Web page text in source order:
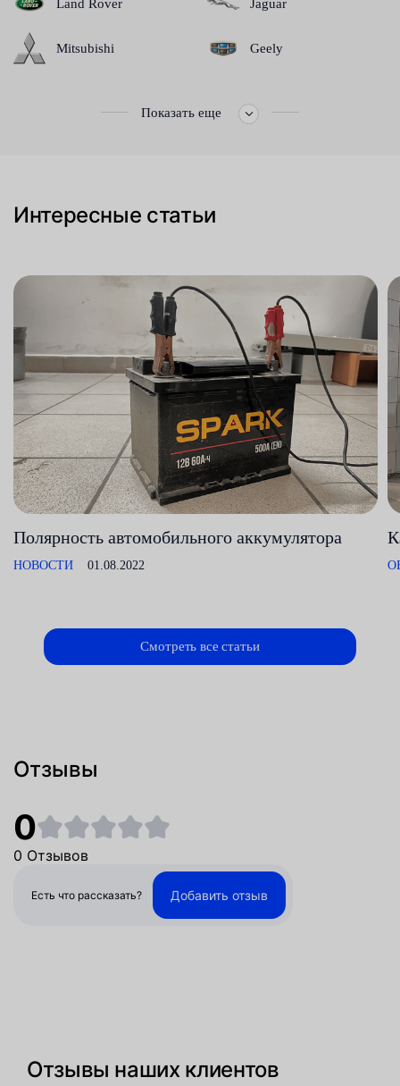
Land Rover
Mitsubishi
Jaguar
Geely
Показать еще
Интересные статьи
Полярность автомобильного аккумулятора
НОВОСТИ 01.08.2022
Смотреть все статьи
Отзывы
0
0 Отзывов
Есть что рассказать? Добавить отзыв
Отзывы наших клиентов